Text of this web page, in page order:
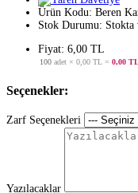
Ürün Kodu: Beren
Stok Durumu: Stokta
Fiyat: 6,00 TL
100 adet × 0,00 TL = 0,00
Seçenekler:
Zarf Seçenekleri
Yazılacaklar